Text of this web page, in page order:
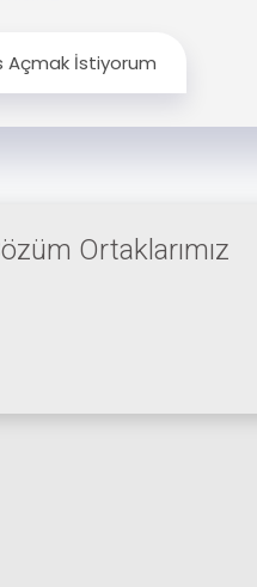
Açmak İstiyorum
Ortaklarımız